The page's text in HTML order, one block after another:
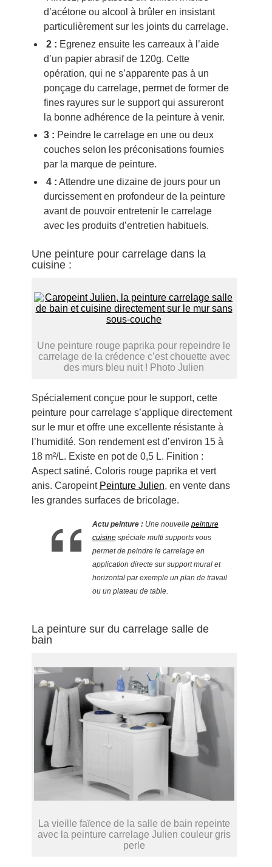
d’acétone ou alcool à brûler en insistant
particulièrement sur les joints du carrelage.
2 : Egrenez ensuite les carreaux à l’aide
d’un papier abrasif de 120g. Cette
opération, qui ne s’apparente pas à un
ponçage du carrelage, permet de former de
fines rayures sur le support qui assureront
la bonne adhérence de la peinture à venir.
3 : Peindre le carrelage en une ou deux
couches selon les préconisations fournies
par la marque de peinture.
4 : Attendre une dizaine de jours pour un
durcissement en profondeur de la peinture
avant de pouvoir entretenir le carrelage
avec les produits d’entretien habituels.
Une peinture pour carrelage dans la
cuisine :
Une peinture rouge paprika pour repeindre le
carrelage de la crédence c’est chouette avec
des murs bleu nuit ! Photo Julien
Spécialement conçue pour le support, cette
peinture pour carrelage s’applique directement
sur le mur et offre une excellente résistante à
l’humidité. Son rendement est d’environ 15 à
18 m²/L. Existe en pot de 0,5 L. Finition :
Aspect satiné. Coloris rouge paprika et vert
anis. Caropeint Peinture Julien, en vente dans
les grandes surfaces de bricolage.
Actu peinture :Une nouvelle peinture
cuisinespéciale multi supports vous
permet de peindre le carrelage en
application directe sur support mural et
horizontal par exemple un plan de travail
ou un plateau de table.
La peinture sur du carrelage salle de
bain
La vieille faïence de la salle de bain repeinte
avec la peinture carrelage Julien couleur gris
perle